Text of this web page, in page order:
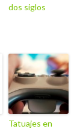
dos siglos
Tatuajes en